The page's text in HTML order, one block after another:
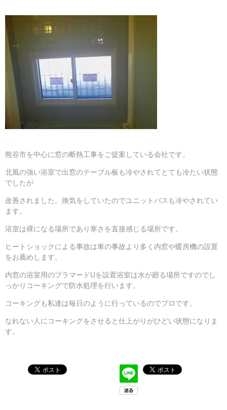
熊谷市を中心に窓の断熱工事をご提案している会社です。
北風の強い浴室で出窓のテーブル板も冷やされてとても冷たい状態
でしたが
改善されました。換気をしていたのでユニットバスも冷やされてい
ます。
浴室は裸になる場所であり寒さを直接感じる場所です。
ヒートショックによる事故は車の事故より多く内窓や暖房機の設置
をお薦めします。
内窓の浴室用のプラマードUを設置浴室は水が廻る場所ですのでし
っかりコーキングで防水処理を行います。
コーキングも私達は毎日のように行っているのでプロです。
なれない人にコーキングをさせると仕上がりがひどい状態になりま
す。